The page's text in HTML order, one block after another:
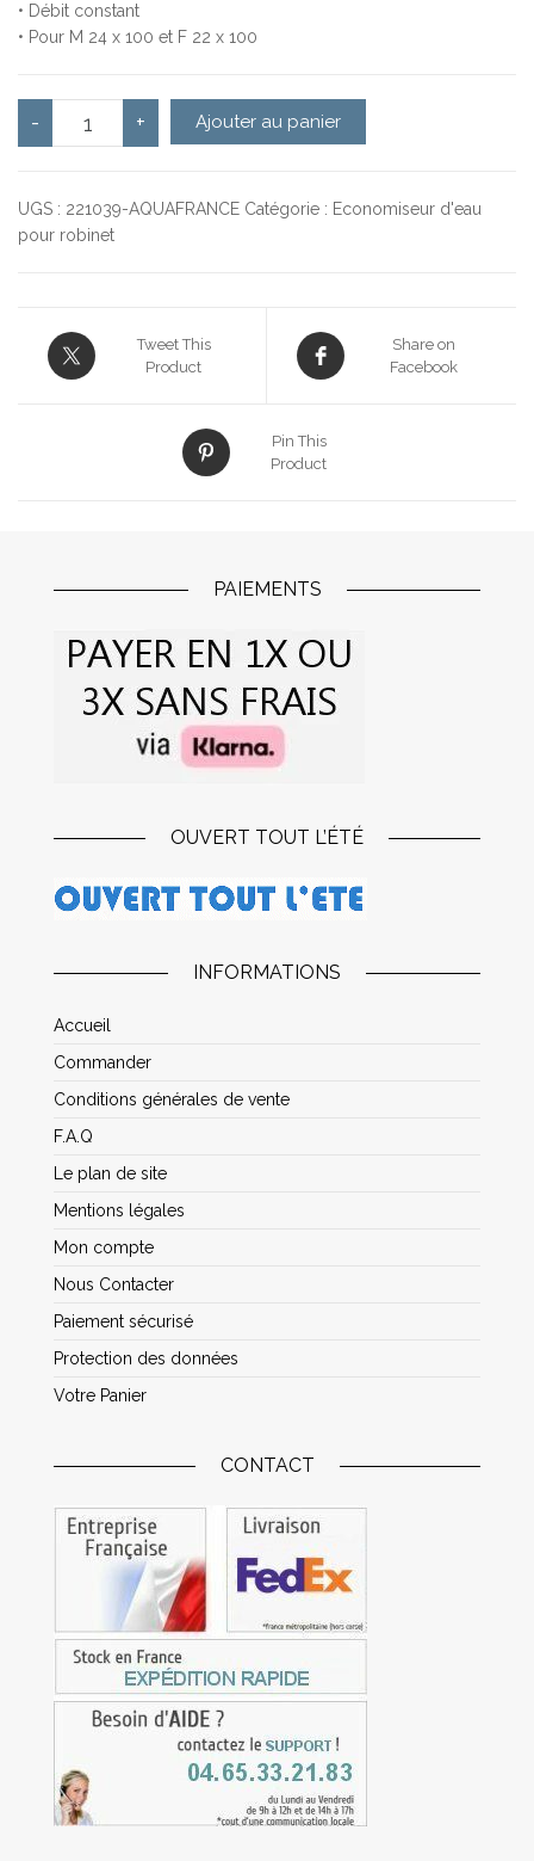
• Débit constant
• Pour M 24 x 100 et F 22 x 100
- quantité de Cartouche pca cascade 8 l/mn - NEOPERL
+ Ajouter au panier
UGS : 221039-AQUAFRANCE Catégorie : Economiseur d'eau
pour robinet
Tweet This
Product
Share on
Facebook
Pin This
Product
PAIEMENTS
OUVERT TOUT L’ÉTÉ
INFORMATIONS
Accueil
Commander
Conditions générales de vente
F.A.Q
Le plan de site
Mentions légales
Mon compte
Nous Contacter
Paiement sécurisé
Protection des données
Votre Panier
CONTACT